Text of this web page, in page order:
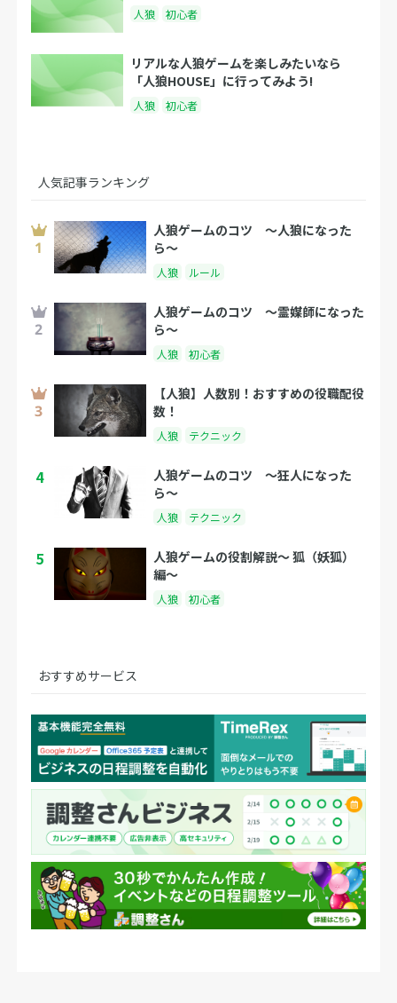
人狼 初心者
リアルな人狼ゲームを楽しみたいなら
「人狼HOUSE」に行ってみよう!
人狼 初心者
人気記事ランキング
人狼ゲームのコツ 〜人狼になった
ら〜
人狼 ルール
人狼ゲームのコツ 〜霊媒師になった
ら〜
人狼 初心者
【人狼】人数別！おすすめの役職配役
数！
人狼 テクニック
4
人狼ゲームのコツ 〜狂人になった
ら〜
人狼 テクニック
5
人狼ゲームの役割解説〜 狐（妖狐）
編〜
人狼 初心者
おすすめサービス